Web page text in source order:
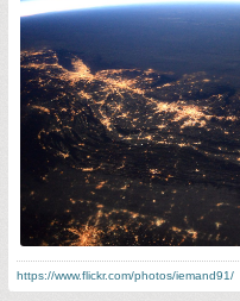
https://www.flickr.com/photos/iemand91/